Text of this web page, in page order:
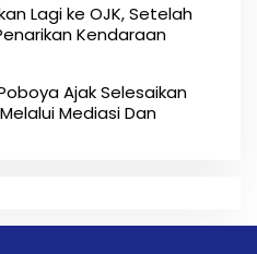
Lagi ke OJK, Setelah
Kendaraan
Ajak Selesaikan
Mediasi Dan